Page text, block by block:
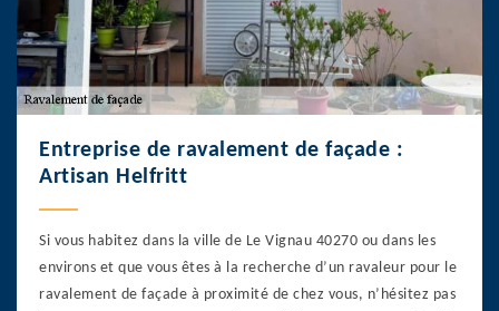
Entreprise de ravalement de façade :
Artisan Helfritt
Si vous habitez dans la ville de Le Vignau 40270 ou dans les
environs et que vous êtes à la recherche d’un ravaleur pour le
ravalement de façade à proximité de chez vous, n’hésitez pas